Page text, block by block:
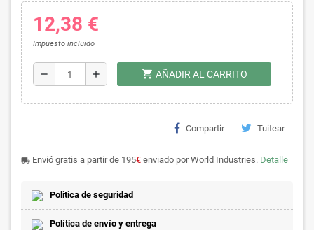
12,38 €
Impuesto incluido
remove add shopping_cart AÑADIR AL CARRITO
Compartir Tuitear
local_shipping Envió gratis a partir de 195€ enviado por World Industries. Detalle
Politica de seguridad
Política de envío y entrega